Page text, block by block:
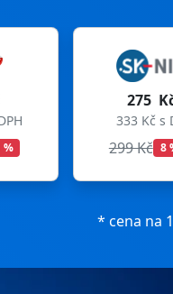
333 Kč s DPH
299 Kč
* cena na